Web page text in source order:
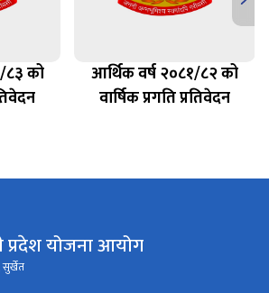
८३ को
आर्थिक वर्ष २०८१/८२ को
वार्षिक प्रगति प्रतिवेदन
प्रदेश योजना आयोग
सुर्खेत